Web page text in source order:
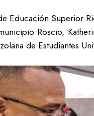
Educación Superior
Roscio,
de Estudiantes